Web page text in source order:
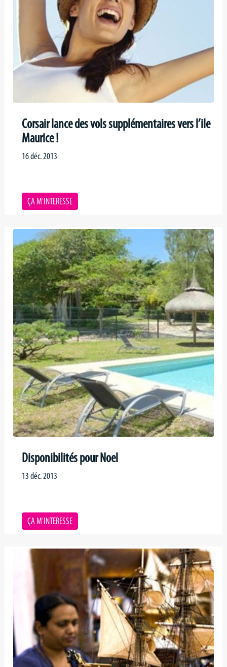
Corsair lance des vols supplémentaires vers l’ile
Maurice !
16 déc. 2013
ÇA M'INTERESSE
Disponibilités pour Noel
13 déc. 2013
ÇA M'INTERESSE